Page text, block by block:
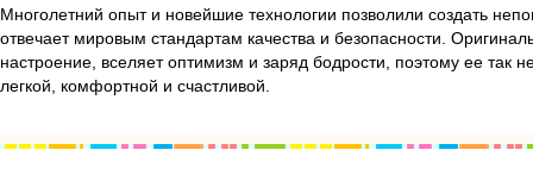
Многолетний опыт и новейшие технологии позволили создать
отвечает мировым стандартам качества и безопасности.
настроение, вселяет оптимизм и заряд бодрости, поэтому ее так
легкой, комфортной и счастливой.